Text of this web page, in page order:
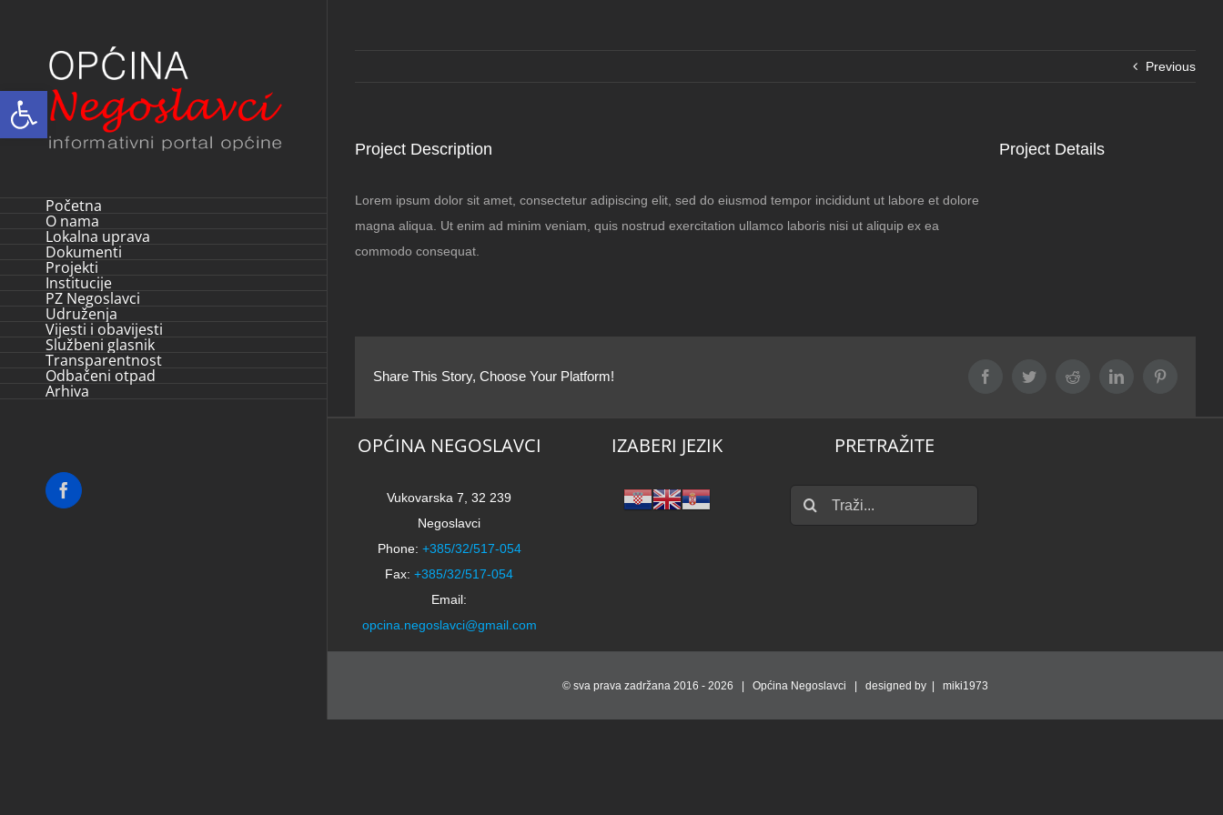
Open toolbar
Početna
O nama
Lokalna uprava
Dokumenti
Projekti
Institucije
PZ Negoslavci
Udruženja
Vijesti i obavijesti
Službeni glasnik
Transparentnost
Odbačeni otpad
Arhiva
Facebook
Previous
Project Description
Lorem ipsum dolor sit amet, consectetur adipiscing elit, sed do eiusmod tempor incididunt ut labore et dolore
magna aliqua. Ut enim ad minim veniam, quis nostrud exercitation ullamco laboris nisi ut aliquip ex ea
commodo consequat.
Project Details
Share This Story, Choose Your Platform! FacebookTwitterReddit LinkedIn
OPĆINA NEGOSLAVCI
Vukovarska 7, 32 239
Negoslavci
Phone: +385/32/517-054
Fax: +385/32/517-054
Email:
opcina.negoslavci@gmail.com
IZABERI JEZIK PRETRAŽITE
Traži...
© sva prava zadržana 2016 - 2026 | Općina Negoslavci | designed by | miki1973